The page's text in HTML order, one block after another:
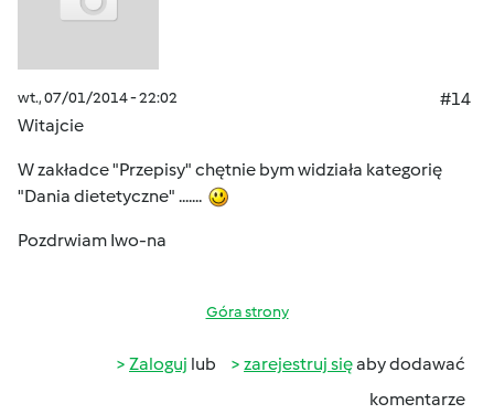
wt., 07/01/2014 - 22:02
#14
Witajcie
W zakładce "Przepisy" chętnie bym widziała kategorię
"Dania dietetyczne" .......
Pozdrwiam Iwo-na
Góra strony
Zaloguj lub zarejestruj sięaby dodawać
komentarze